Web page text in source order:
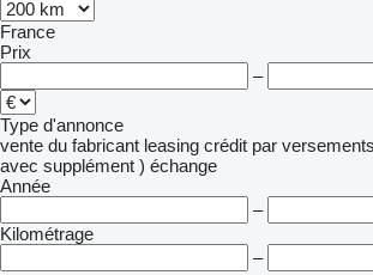
France
Prix
–
Type d'annonce
vente du fabricant leasing crédit par versements
avec supplément ) échange
Année
–
Kilométrage
–